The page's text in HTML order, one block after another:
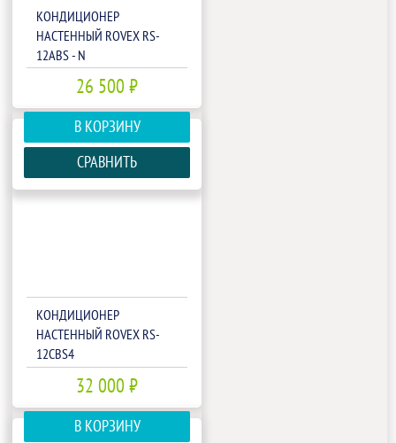
КОНДИЦИОНЕР
НАСТЕННЫЙ ROVEX RS-
12ABS - N
26 500 ₽
В КОРЗИНУ
СРАВНИТЬ
КОНДИЦИОНЕР
НАСТЕННЫЙ ROVEX RS-
12CBS4
32 000 ₽
В КОРЗИНУ